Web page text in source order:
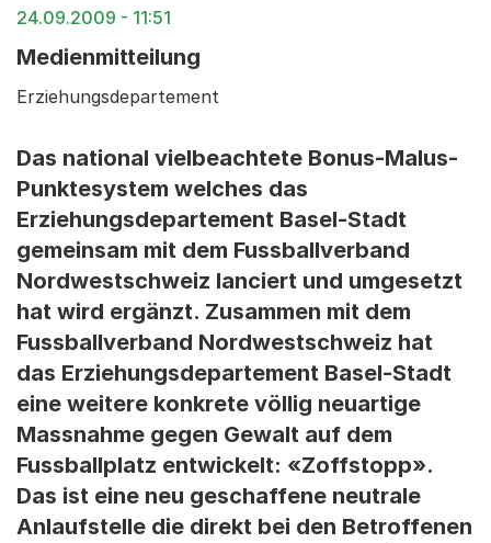
24.09.2009 - 11:51
Medienmitteilung
Erziehungsdepartement
Das national vielbeachtete Bonus-Malus-
Punktesystem welches das
Erziehungsdepartement Basel-Stadt
gemeinsam mit dem Fussballverband
Nordwestschweiz lanciert und umgesetzt
hat wird ergänzt. Zusammen mit dem
Fussballverband Nordwestschweiz hat
das Erziehungsdepartement Basel-Stadt
eine weitere konkrete völlig neuartige
Massnahme gegen Gewalt auf dem
Fussballplatz entwickelt: «Zoffstopp».
Das ist eine neu geschaffene neutrale
Anlaufstelle die direkt bei den Betroffenen